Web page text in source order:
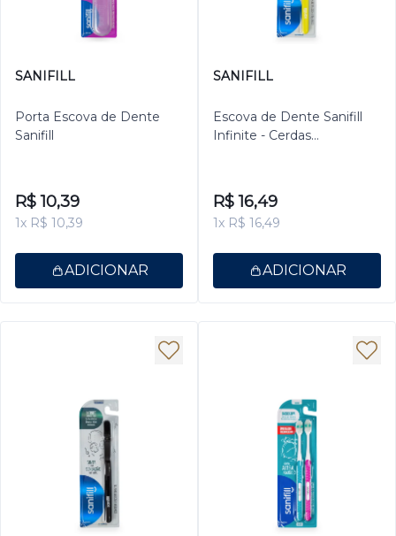
SANIFILL
Porta Escova de Dente
Sanifill
R$ 10,39
1x R$ 10,39
ADICIONAR
SANIFILL
Escova de Dente Sanifill
Infinite - Cerdas
R$ 16,49
1x R$ 16,49
ADICIONAR